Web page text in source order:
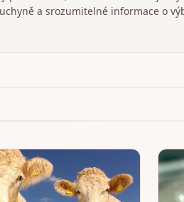
a srozumitelné informace o